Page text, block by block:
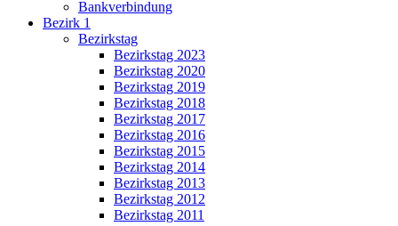
Bankverbindung
Bezirk 1
Bezirkstag
Bezirkstag 2023
Bezirkstag 2020
Bezirkstag 2019
Bezirkstag 2018
Bezirkstag 2017
Bezirkstag 2016
Bezirkstag 2015
Bezirkstag 2014
Bezirkstag 2013
Bezirkstag 2012
Bezirkstag 2011